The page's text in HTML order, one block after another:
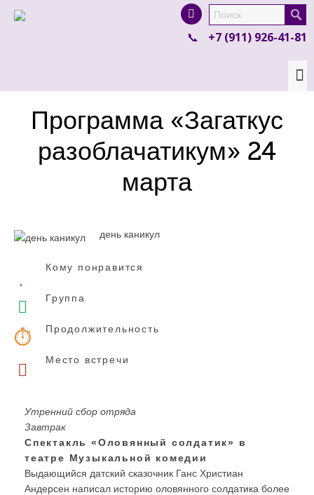
product in a size size .
colour items.
+7 (911) 926-41-81
Программа «Загаткус
разоблачатикум» 24
марта
день каникул
Кому понравится
Группа
Продолжительность
Место встречи
Утренний сбор отряда
Завтрак
Спектакль «Оловянный солдатик» в
театре Музыкальной комедии
Выдающийся датский сказочник Ганс Христиан
Андерсен написал историю оловянного солдатика более